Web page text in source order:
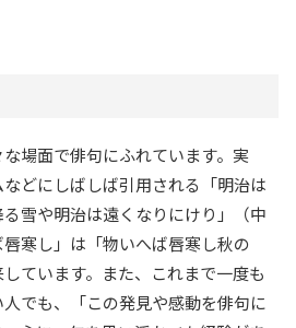
場面で俳句にふれています。実
どにしばしば引用される「明治は
雪や明治は遠くなりにけり」（中
寒し」は「物いへば唇寒し秋の
ています。また、これまで一度も
でも、「この発見や感動を俳句に